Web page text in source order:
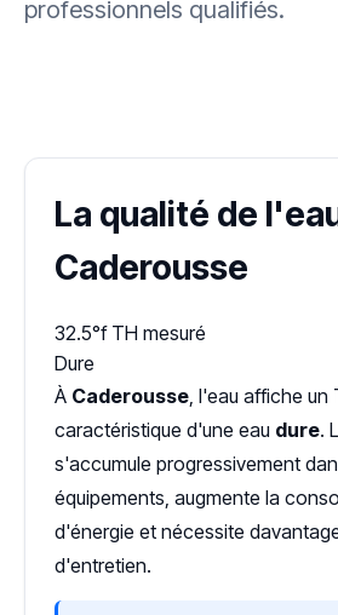
professionnels qualifiés.
La qualité de
Caderousse
32.5°f TH mesuré
Dure
À Caderousse, l'eau affiche un
caractéristique d'une eau dure.
s'accumule progressivement
équipements, augmente la
d'énergie et nécessite
d'entretien.